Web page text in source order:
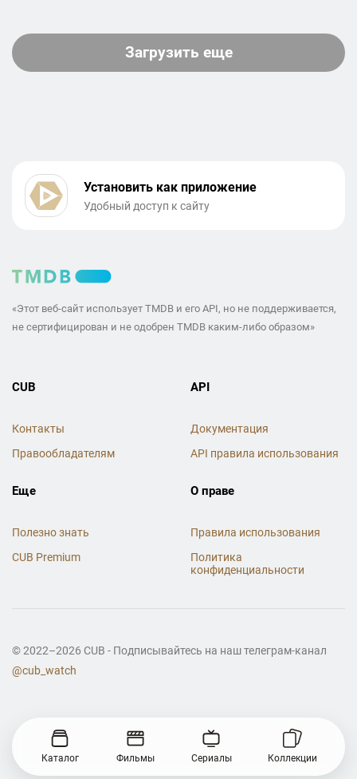
Загрузить еще
Каталог Фильмы Сериалы Коллекции
Установить как приложение
Удобный доступ к сайту
«Этот веб-сайт использует TMDB и его API, но не поддерживается,
не сертифицирован и не одобрен TMDB каким-либо образом»
CUB
Контакты
Правообладателям
API
Документация
API правила использования
Еще
Полезно знать
CUB Premium
О праве
Правила использования
Политика
конфиденциальности
© 2022–2026 CUB - Подписывайтесь на наш телеграм-канал
@cub_watch